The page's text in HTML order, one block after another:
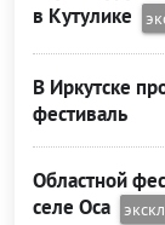
в Кутулике
В Иркутске
фестиваль
Областной
селе Оса